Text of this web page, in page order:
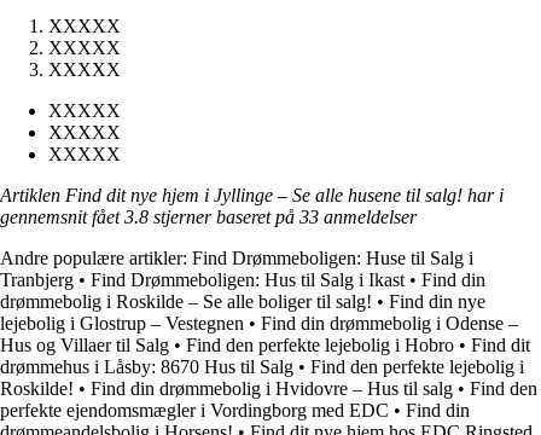
XXXXX
XXXXX
XXXXX
XXXXX
XXXXX
XXXXX
Artiklen Find dit nye hjem i Jyllinge – Se alle husene til salg! har i
gennemsnit fået3.8 stjerner baseret på 33 anmeldelser
Andre populære artikler: Find Drømmeboligen: Huse til Salg i
Tranbjerg • Find Drømmeboligen: Hus til Salg i Ikast • Find din
drømmebolig i Roskilde – Se alle boliger til salg! • Find din nye
lejebolig i Glostrup – Vestegnen • Find din drømmebolig i Odense –
Hus og Villaer til Salg • Find den perfekte lejebolig i Hobro • Find dit
drømmehus i Låsby: 8670 Hus til Salg • Find den perfekte lejebolig i
Roskilde! • Find din drømmebolig i Hvidovre – Hus til salg • Find den
perfekte ejendomsmægler i Vordingborg med EDC • Find din